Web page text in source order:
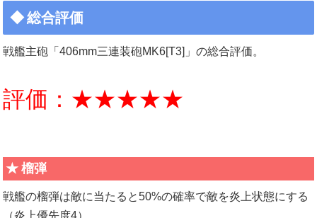
総合評価
戦艦主砲「406mm三連装砲MK6[T3]」の総合評価。
評価：★★★★★
榴弾
戦艦の榴弾は敵に当たると50%の確率で敵を炎上状態にする
（炎上優先度4）。